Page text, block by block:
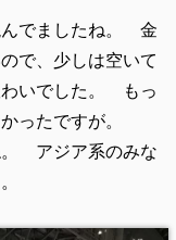
んでましたね。 金
で、少しは空いて
わいでした。 もっ
かったですが。
。 アジア系のみな